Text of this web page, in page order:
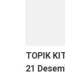
TOPIK
21